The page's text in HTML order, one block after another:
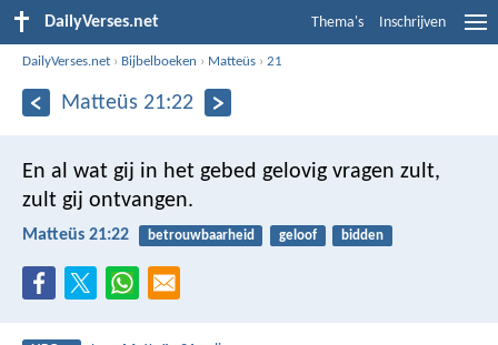
DailyVerses.net Thema's Inschrijven
DailyVerses.net › Bijbelboeken › Matteüs ›21
Matteüs 21:22
En al wat gij in het gebed gelovig vragen zult,
zult gij ontvangen.
Matteüs 21:22 betrouwbaarheid geloof bidden